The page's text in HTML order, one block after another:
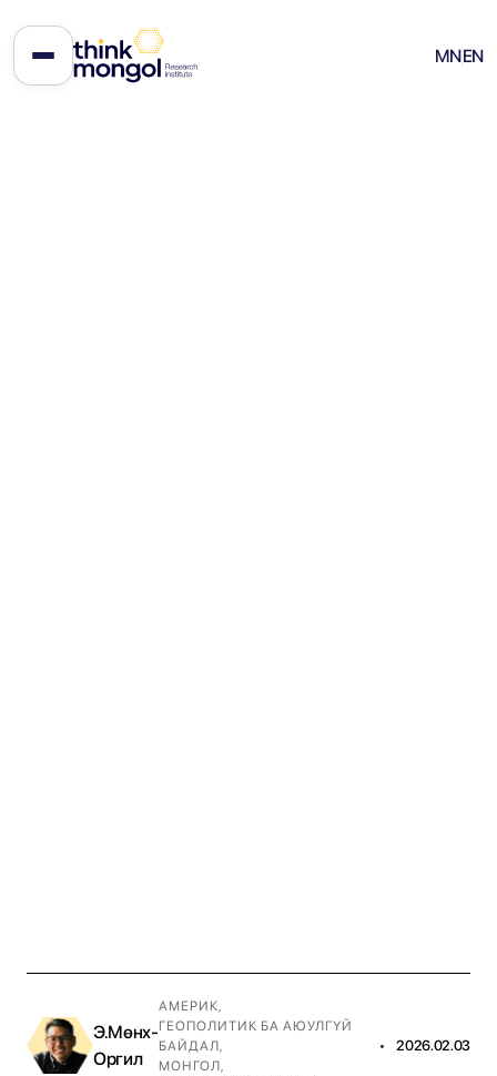
MNEN
Шинэ стратеги, шинэ
шалгуур: АНУ-ын 2025 оны
Э.Мөнх-
Оргил
АМЕРИК,
ГЕОПОЛИТИК БА АЮУЛГҮЙ
БАЙДАЛ,
МОНГОЛ,
• 2026.02.03